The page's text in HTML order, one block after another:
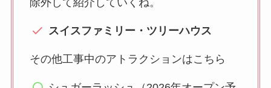
スイスファミリー・ツリーハウス
その他工事中のアトラクションはこちら